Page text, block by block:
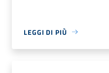
LEGGI DI PIÙ